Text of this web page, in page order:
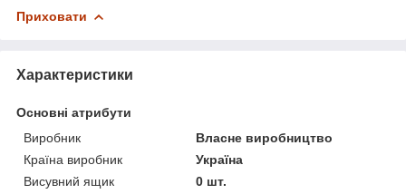
Приховати
Характеристики
Основні атрибути
Виробник
Власне виробництво
Країна виробник
Україна
Висувний ящик
0 шт.